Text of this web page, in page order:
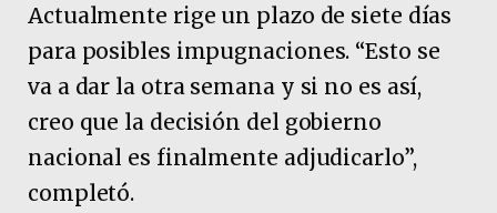
Actualmente rige un plazo de siete días
para posibles impugnaciones. “Esto se
va a dar la otra semana y si no es así,
creo que la decisión del gobierno
nacional es finalmente adjudicarlo”,
completó.